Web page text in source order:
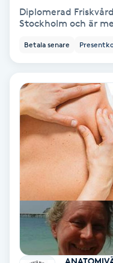
Lashlift Keratin
LED-ljusterapi
Liktornar
LPG
LPG-behandling
LPG-massage
Luggklippning
Diplomerad
Stockholm och är
Betala senare